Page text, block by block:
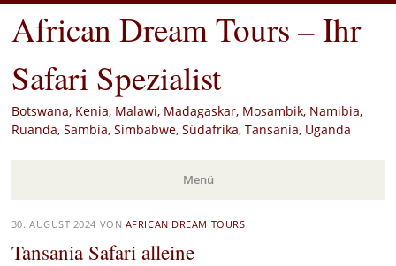
African Dream Tours – Ihr
Safari Spezialist
Botswana, Kenia, Malawi, Madagaskar, Mosambik, Namibia,
Ruanda, Sambia, Simbabwe, Südafrika, Tansania, Uganda
Menü
Zum
Inhalt
30. AUGUST 2024 VON AFRICAN DREAM TOURS
Tansania Safari alleine